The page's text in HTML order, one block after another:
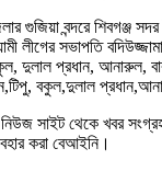
গুজিয়া বন্দরে
সভাপতি
দুলাল প্রধান, আনারুল,
বকুল,দুলাল
নিউজ সাইট থেকে খবর
করা বেআইনি।